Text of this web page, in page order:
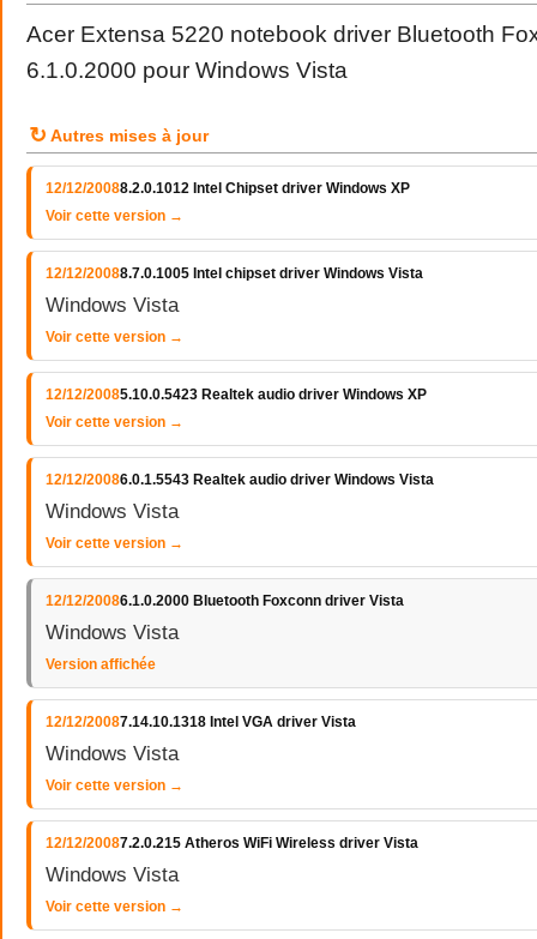
Acer Extensa 5220 notebook driver Bluetooth
6.1.0.2000 pour Windows Vista
↻ Autres mises à jour
12/12/20088.2.0.1012 Intel Chipset driver Windows XP
Voir cette version →
12/12/20088.7.0.1005 Intel chipset driver Windows Vista
Windows Vista
Voir cette version →
12/12/20085.10.0.5423 Realtek audio driver Windows XP
Voir cette version →
12/12/20086.0.1.5543 Realtek audio driver Windows Vista
Windows Vista
Voir cette version →
12/12/20086.1.0.2000 Bluetooth Foxconn driver Vista
Windows Vista
Version affichée
12/12/20087.14.10.1318 Intel VGA driver Vista
Windows Vista
Voir cette version →
12/12/20087.2.0.215 Atheros WiFi Wireless driver Vista
Windows Vista
Voir cette version →